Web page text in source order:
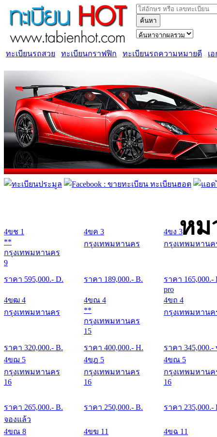
ค้นหา
ทะเบียนรถสวย ทะเบียนกราฟฟิก ทะเบียนรถความหมายดี เ
หม
4ขช 1
**
กรุงเทพมหานคร
9
ราคา 595,000.- D.
4ขค 3
กรุงเทพมหานคร
ราคา 189,000.- B.
4ขง 3
กรุงเทพมหานค
ราคา 165,000.-
4ขฒ 4
กรุงเทพมหานคร
ราคา 320,000.- B.
4ขณ 4
**
กรุงเทพมหานคร
15
ราคา 400,000.- H.
pro
4ขถ 4
กรุงเทพมหานค
ราคา 345,000.-
4ขฌ 5
กรุงเทพมหานคร
16
ราคา 265,000.- B.
4ขฎ 5
กรุงเทพมหานคร
16
ราคา 250,000.- B.
4ขณ 5
กรุงเทพมหานค
16
ราคา 235,000.-
จองแล้ว
4ขณ 8
4ขฆ 11
4ขฉ 11